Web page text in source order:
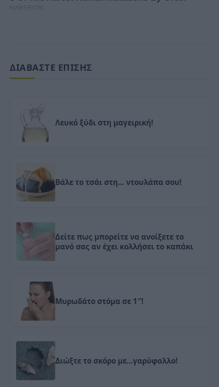
ΔΙΑΒΑΣΤΕ ΕΠΙΣΗΣ
Λευκό ξύδι στη μαγειρική!
Βάλε τo τσάι στη… ντουλάπα σου!
Δείτε πως μπορείτε να ανοίξετε το
μανό σας αν έχει κολλήσει το καπάκι
Μυρωδάτο στόμα σε 1″!
Διώξτε το σκόρο με…γαρύφαλλο!